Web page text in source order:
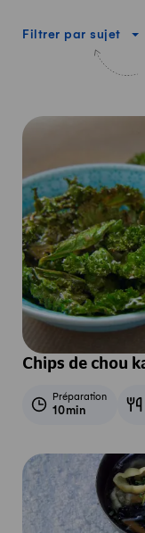
Filtrer par sujet
Chips de chou
Préparation
10min